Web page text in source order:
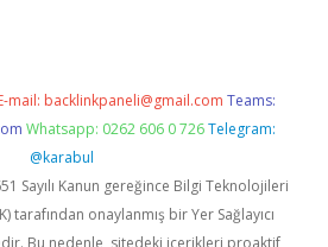
mail: backlinkpaneli@gmail.com Teams:
Whatsapp: 0262 606 0 726 Telegram:
@karabul
Sayılı Kanun gereğince Bilgi Teknolojileri
tarafından onaylanmış bir Yer Sağlayıcı
Bu nedenle, sitedeki içerikleri proaktif